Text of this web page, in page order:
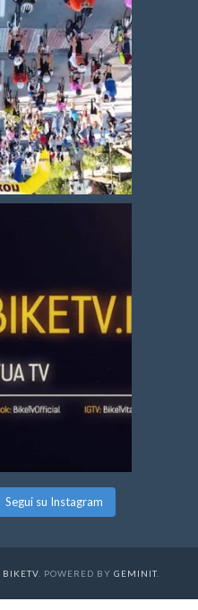
Segui su Instagram
BIKETV. POWERED BY GEMINIT.